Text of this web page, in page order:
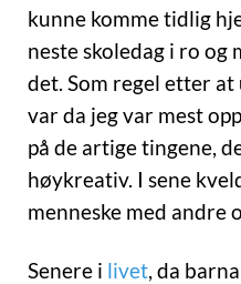
kunne komme tidlig
neste skoledag i ro og
det. Som regel etter at
var da jeg var mest
på de artige tingene,
høykreativ. I sene
menneske med andre
Senere i livet, da